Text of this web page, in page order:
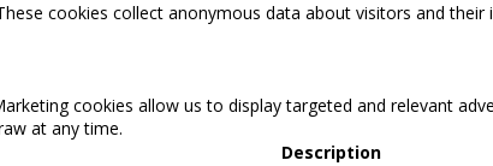
cookies collect anonymous data about visitors and
cookies allow us to display targeted and relevant
at any time.
Description